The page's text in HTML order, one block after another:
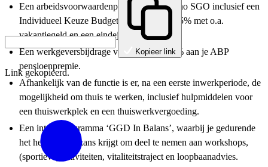
Een arbeidsvoorwaardenpakket conform cao SGO inclusief een
Individueel Keuze Budget (IKB) van 17,05% met o.a.
vakantiegeld en een eindejaarsuitkering.
Een werkgeversbijdrage van ongeveer 70% aan je ABP
pensioenpremie.
Afhankelijk van de functie is er, na een eerste inwerkperiode, de
mogelijkheid om thuis te werken, inclusief hulpmiddelen voor
een thuiswerkplek en een thuiswerkvergoeding.
Een intern programma ‘GGD In Balans’, waarbij je gedurende
het hele jaar de kans krijgt om deel te nemen aan workshops,
(sportieve) activiteiten, vitaliteitstraject en loopbaanadvies.
Kopieer link
Link gekopieerd.